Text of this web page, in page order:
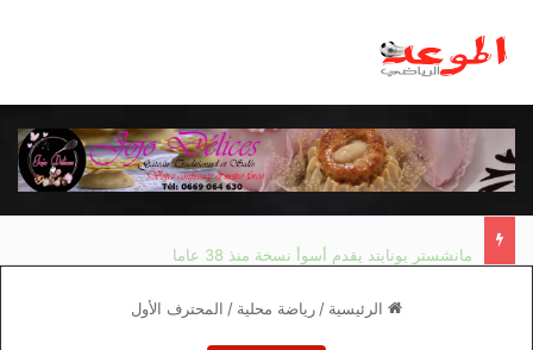
مانشستر يونايتد يقدم أسوأ نسخة منذ 38 عاما
الرئيسية /رياضة محلية / المحترف الأول